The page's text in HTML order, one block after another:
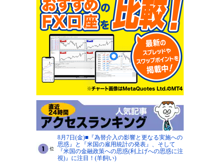
8月7日(金)■『為替介入の影響と更なる実施への
思惑』と『米国の雇用統計の発表』、そして
『米国の金融政策への思惑(利上げへの思惑に注
視)』に注目！(羊飼い)